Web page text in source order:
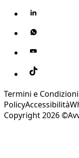
Termini e Condizioni
PolicyAccessibilità
Copyright 2026